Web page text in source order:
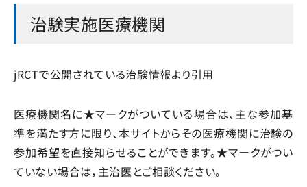
治験実施医療機関
jRCTで公開されている治験情報より引用
医療機関名に★マークがついている場合は、主な参加基
準を満たす方に限り、本サイトからその医療機関に治験の
参加希望を直接知らせることができます。★マークがつい
ていない場合は，主治医とご相談ください。